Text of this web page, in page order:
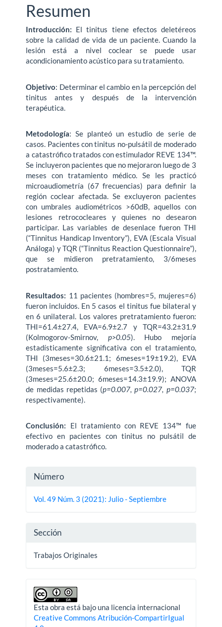
Resumen
Introducción: El tinitus tiene efectos deletéreos
sobre la calidad de vida de un paciente. Cuando la
lesión está a nivel coclear se puede usar
acondicionamiento acústico para su tratamiento.
Objetivo: Determinar el cambio en la percepción del
tinitus antes y después de la intervención
terapéutica.
Metodología: Se planteó un estudio de serie de
casos. Pacientes con tinitus no-pulsátil de moderado
a catastrófico tratados con estimulador REVE 134™.
Se incluyeron pacientes que no mejoraron luego de 3
meses con tratamiento médico. Se les practicó
microaudiometría (67 frecuencias) para definir la
región coclear afectada. Se excluyeron pacientes
con umbrales audiométricos >60dB, aquellos con
lesiones retrococleares y quienes no desearon
participar. Las variables de desenlace fueron THI
(“Tinnitus Handicap Inventory”), EVA (Escala Visual
Análoga) y TQR (“Tinnitus Reaction Questionnaire”),
que se midieron pretratamiento, 3/6meses
postratamiento.
Resultados: 11 pacientes (hombres=5, mujeres=6)
fueron incluidos. En 5 casos el tinitus fue bilateral y
en 6 unilateral. Los valores pretratamiento fueron:
THI=61.4±27.4, EVA=6.9±2.7 y TQR=43.2±31.9
(Kolmogorov-Smirnov, p>0.05). Hubo mejoría
estadísticamente significativa con el tratamiento,
THI (3meses=30.6±21.1; 6meses=19±19.2), EVA
(3meses=5.6±2.3; 6meses=3.5±2.0), TQR
(3meses=25.6±20.0; 6meses=14.3±19.9); ANOVA
de medidas repetidas (p=0.007, p=0.027, p=0.037;
respectivamente).
Conclusión: El tratamiento con REVE 134™ fue
efectivo en pacientes con tinitus no pulsátil de
moderado a catastrófico.
Detalles
del
Número
Vol. 49 Núm. 3 (2021): Julio - Septiembre
Sección
Trabajos Originales
Esta obra está bajo una licencia internacional
Creative Commons Atribución-CompartirIgual